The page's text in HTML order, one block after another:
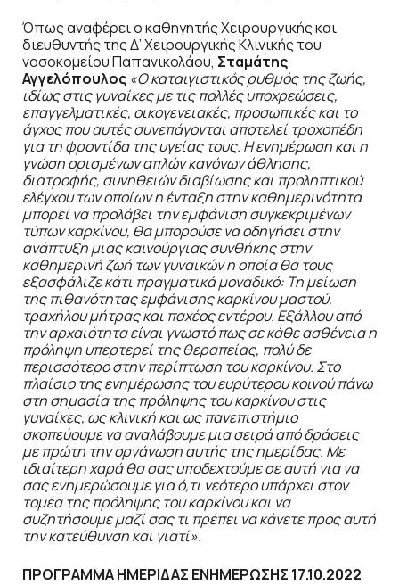
Όπως αναφέρει ο καθηγητής Χειρουργικής και
διευθυντής της Δ’ Χειρουργικής Κλινικής του
νοσοκομείου Παπανικολάου, Σταμάτης
Αγγελόπουλος «Ο καταιγιστικός ρυθμός της ζωής,
ιδίως στις γυναίκες με τις πολλές υποχρεώσεις,
επαγγελματικές, οικογενειακές, προσωπικές και το
άγχος που αυτές συνεπάγονται αποτελεί τροχοπέδη
για τη φροντίδα της υγείας τους. Η ενημέρωση και η
γνώση ορισμένων απλών κανόνων άθλησης,
διατροφής, συνηθειών διαβίωσης και προληπτικού
ελέγχου των οποίων η ένταξη στην καθημερινότητα
μπορεί να προλάβει την εμφάνιση συγκεκριμένων
τύπων καρκίνου, θα μπορούσε να οδηγήσει στην
ανάπτυξη μιας καινούργιας συνθήκης στην
καθημερινή ζωή των γυναικών η οποία θα τους
εξασφάλιζε κάτι πραγματικά μοναδικό: Τη μείωση
της πιθανότητας εμφάνισης καρκίνου μαστού,
τραχήλου μήτρας και παχέος εντέρου. Εξάλλου από
την αρχαιότητα είναι γνωστό πως σε κάθε ασθένεια η
πρόληψη υπερτερεί της θεραπείας, πολύ δε
περισσότερο στην περίπτωση του καρκίνου. Στο
πλαίσιο της ενημέρωσης του ευρύτερου κοινού πάνω
στη σημασία της πρόληψης του καρκίνου στις
γυναίκες, ως κλινική και ως πανεπιστήμιο
σκοπεύουμε να αναλάβουμε μια σειρά από δράσεις
με πρώτη την οργάνωση αυτής της ημερίδας. Με
ιδιαίτερη χαρά θα σας υποδεχτούμε σε αυτή για να
σας ενημερώσουμε για ό,τι νεότερο υπάρχει στον
τομέα της πρόληψης του καρκίνου και να
συζητήσουμε μαζί σας τι πρέπει να κάνετε προς αυτή
την κατεύθυνση και γιατί».
ΠΡΟΓΡΑΜΜΑ ΗΜΕΡΙΔΑΣ ΕΝΗΜΕΡΩΣΗΣ 17.10.2022